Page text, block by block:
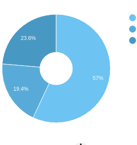
23.6%
19.4%
57%